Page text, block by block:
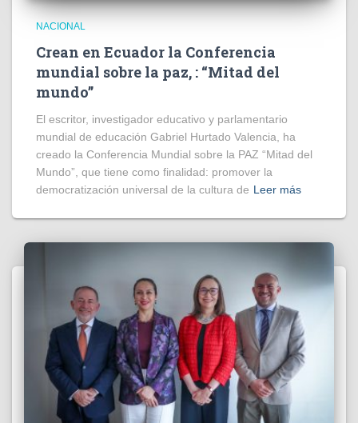
NACIONAL
Crean en Ecuador la Conferencia
mundial sobre la paz, : “Mitad del
mundo”
El escritor, investigador educativo y parlamentario
mundial de educación Gabriel Hurtado Valencia, ha
creado la Conferencia Mundial sobre la PAZ “Mitad del
Mundo”, que tiene como finalidad: promover la
democratización universal de la cultura de Leer más